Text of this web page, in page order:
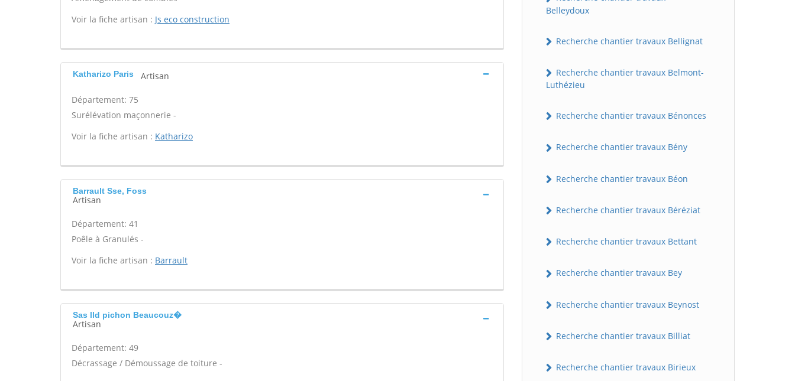
Voir la fiche artisan : Js eco construction
Katharizo Paris Artisan
Département: 75
Surélévation maçonnerie -
Voir la fiche artisan : Katharizo
Barrault Sse, Foss
Artisan
Département: 41
Poêle à Granulés -
Voir la fiche artisan : Barrault
Sas lld pichon Beaucouz�
Artisan
Département: 49
Décrassage / Démoussage de toiture -
Belleydoux
Recherche chantier travaux Bellignat
Recherche chantier travaux Belmont-
Luthézieu
Recherche chantier travaux Bénonces
Recherche chantier travaux Bény
Recherche chantier travaux Béon
Recherche chantier travaux Béréziat
Recherche chantier travaux Bettant
Recherche chantier travaux Bey
Recherche chantier travaux Beynost
Recherche chantier travaux Billiat
Recherche chantier travaux Birieux